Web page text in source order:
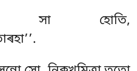
সা হোতি,